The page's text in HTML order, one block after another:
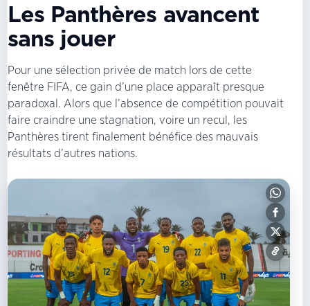
Les Panthères avancent
sans jouer
Pour une sélection privée de match lors de cette
fenêtre FIFA, ce gain d’une place apparaît presque
paradoxal. Alors que l’absence de compétition pouvait
faire craindre une stagnation, voire un recul, les
Panthères tirent finalement bénéfice des mauvais
résultats d’autres nations.